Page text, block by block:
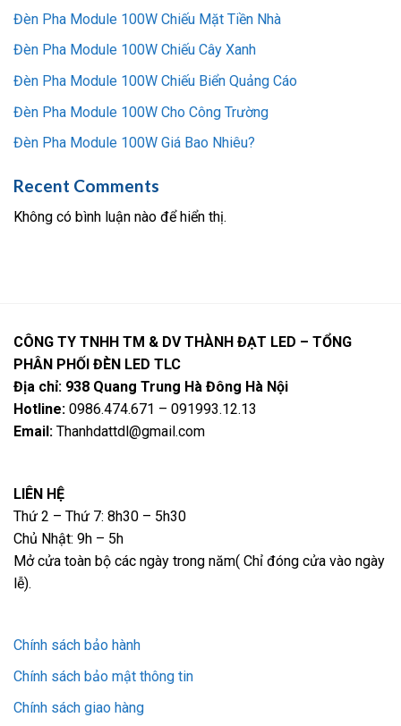
Đèn Pha Module 100W Chiếu Mặt Tiền Nhà
Đèn Pha Module 100W Chiếu Cây Xanh
Đèn Pha Module 100W Chiếu Biển Quảng Cáo
Đèn Pha Module 100W Cho Công Trường
Đèn Pha Module 100W Giá Bao Nhiêu?
Recent Comments
Không có bình luận nào để hiển thị.
CÔNG TY TNHH TM & DV THÀNH ĐẠT LED – TỔNG
PHÂN PHỐI ĐÈN LED TLC
Địa chỉ: 938 Quang Trung Hà Đông Hà Nội
Hotline: 0986.474.671 – 091993.12.13
Email: Thanhdattdl@gmail.com
LIÊN HỆ
Thứ 2 – Thứ 7: 8h30 – 5h30
Chủ Nhật: 9h – 5h
Mở cửa toàn bộ các ngày trong năm( Chỉ đóng cửa vào ngày
lễ).
Chính sách bảo hành
Chính sách bảo mật thông tin
Chính sách giao hàng